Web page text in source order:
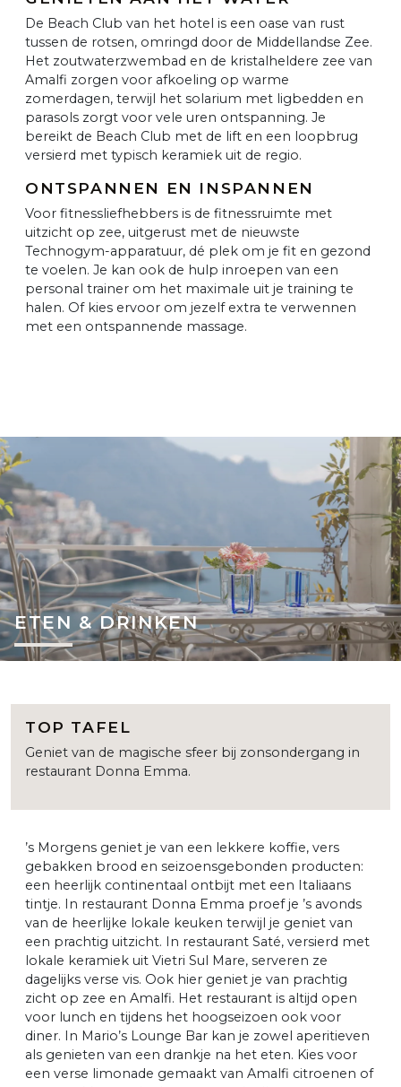
De Beach Club van het hotel is een oase van rust
tussen de rotsen, omringd door de Middellandse Zee.
Het zoutwaterzwembad en de kristalheldere zee van
Amalfi zorgen voor afkoeling op warme
zomerdagen, terwijl het solarium met ligbedden en
parasols zorgt voor vele uren ontspanning. Je
bereikt de Beach Club met de lift en een loopbrug
versierd met typisch keramiek uit de regio.
ONTSPANNEN EN INSPANNEN
Voor fitnessliefhebbers is de fitnessruimte met
uitzicht op zee, uitgerust met de nieuwste
Technogym-apparatuur, dé plek om je fit en gezond
te voelen. Je kan ook de hulp inroepen van een
personal trainer om het maximale uit je training te
halen. Of kies ervoor om jezelf extra te verwennen
met een ontspannende massage.
ETEN & DRINKEN
TOP TAFEL
Geniet van de magische sfeer bij zonsondergang in
restaurant Donna Emma.
’s Morgens geniet je van een lekkere koffie, vers
gebakken brood en seizoensgebonden producten:
een heerlijk continentaal ontbijt met een Italiaans
tintje. In restaurant Donna Emma proef je ’s avonds
van de heerlijke lokale keuken terwijl je geniet van
een prachtig uitzicht. In restaurant Saté, versierd met
lokale keramiek uit Vietri Sul Mare, serveren ze
dagelijks verse vis. Ook hier geniet je van prachtig
zicht op zee en Amalfi. Het restaurant is altijd open
voor lunch en tijdens het hoogseizoen ook voor
diner. In Mario’s Lounge Bar kan je zowel aperitieven
als genieten van een drankje na het eten. Kies voor
een verse limonade gemaakt van Amalfi citroenen of